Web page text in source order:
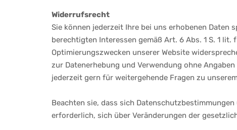
Widerrufsrecht
Sie können jederzeit Ihre bei uns erhobenen Daten
berechtigten Interessen gemäß Art. 6 Abs. 1 S. 1
Optimierungszwecken unserer Website
zur Datenerhebung und Verwendung ohne
jederzeit gern für weitergehende Fragen zu
Beachten sie, dass sich
erforderlich, sich über Veränderungen der